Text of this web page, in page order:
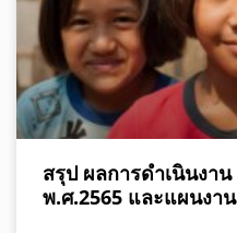
สรุป ผลการดำเนินงา
พ.ศ.2565 และแผนงา